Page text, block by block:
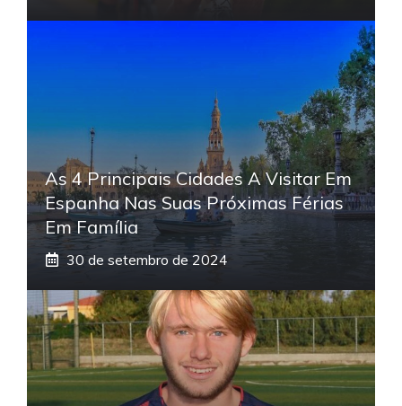
As 4 Principais Cidades A Visitar Em
Espanha Nas Suas Próximas Férias
Em Família
30 de setembro de 2024